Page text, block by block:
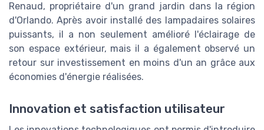
Renaud, propriétaire d'un grand jardin dans la région
d'Orlando. Après avoir installé des lampadaires solaires
puissants, il a non seulement amélioré l'éclairage de
son espace extérieur, mais il a également observé un
retour sur investissement en moins d'un an grâce aux
économies d'énergie réalisées.
Innovation et satisfaction utilisateur